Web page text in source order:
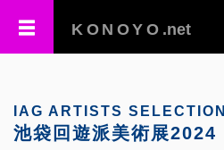
KONOYO .net
IAG ARTISTS SELECTION
池袋回遊派美術展2024